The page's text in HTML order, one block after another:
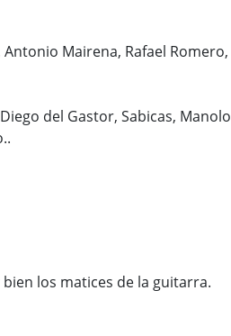
Mairena, Rafael
del Gastor, Sabicas,
los matices de la guitarra.